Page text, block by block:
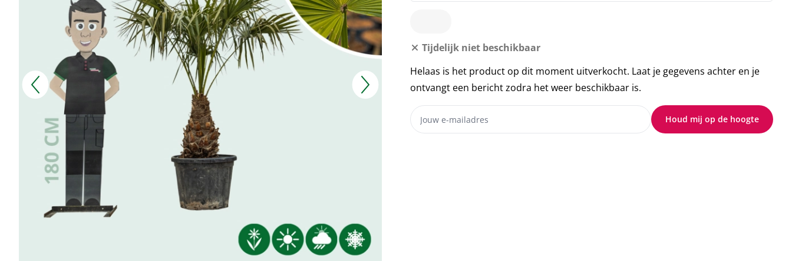
Tijdelijk niet beschikbaar
Helaas is het product op dit moment uitverkocht. Laat je gegevens achter en je
ontvangt een bericht zodra het weer beschikbaar is.
Houd mij op de hoogte